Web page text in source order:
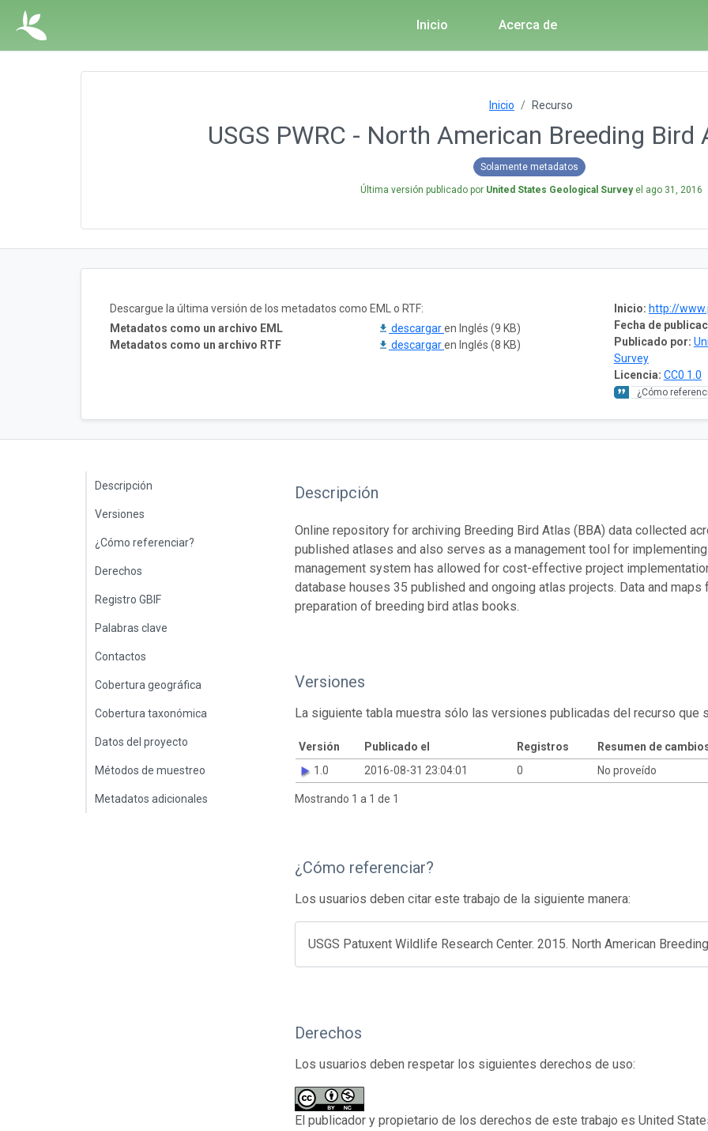
Inicio Acerca de
Inicio Recurso
USGS PWRC - North American Breeding Bird
Solamente metadatos
Última versión publicado por United States Geological Surveyel ago 31, 2016
Inicio: http://
Fecha de
Publicado por:
Survey
Licencia: CC0 1.0
¿Cómo
Descargue la última versión de los metadatos como EML o RTF:
Metadatos como un archivo EML
descargaren Inglés (9 KB)
Metadatos como un archivo RTF
descargaren Inglés (8 KB)
Descripción
Versiones
¿Cómo referenciar?
Derechos
Registro GBIF
Palabras clave
Contactos
Cobertura geográfica
Cobertura taxonómica
Datos del proyecto
Métodos de muestreo
Metadatos adicionales
Descripción
Online repository for archiving Breeding Bird Atlas (BBA) data collected
published atlases and also serves as a management tool for
management system has allowed for cost-effective project
database houses 35 published and ongoing atlas projects. Data and
preparation of breeding bird atlas books.
Versiones
La siguiente tabla muestra sólo las versiones publicadas del recurso que
Versión Publicado el Registros Resumen de
1.0
2016-08-31 23:04:01 0 No proveído
Mostrando 1 a 1 de 1
¿Cómo referenciar?
Los usuarios deben citar este trabajo de la siguiente manera:
USGS Patuxent Wildlife Research Center. 2015. North American
Derechos
Los usuarios deben respetar los siguientes derechos de uso:
El publicador y propietario de los derechos de este trabajo es United